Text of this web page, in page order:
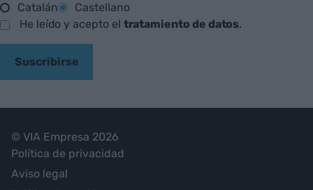
Catalán
Castellano
He leído y acepto el tratamiento de datos.
Suscribirse
© VIA Empresa 2026
Política de privacidad
Aviso legal